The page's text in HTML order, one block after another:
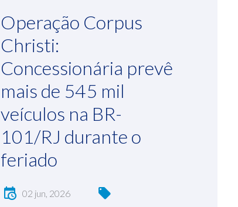
Operação Corpus
Christi:
Concessionária prevê
mais de 545 mil
veículos na BR-
101/RJ durante o
feriado
02 jun, 2026